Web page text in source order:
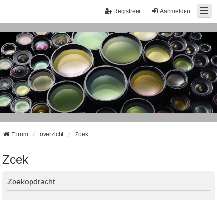
Aanmelden
Registreer
Forum overzicht Zoek
Zoek
Zoekopdracht